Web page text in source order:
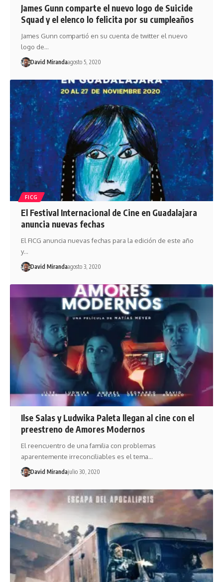
James Gunn comparte el nuevo logo de Suicide
Squad y el elenco lo felicita por su cumpleaños
James Gunn compartió en su cuenta de twitter el nuevo
logo de…
David Mirandaagosto 5, 2020
FICG
El Festival Internacional de Cine en Guadalajara
anuncia nuevas fechas
El FICG anuncia nuevas fechas para la edición de este año
y…
David Mirandaagosto 3, 2020
Ilse Salas y Ludwika Paleta llegan al cine con el
preestreno de Amores Modernos
El reencuentro de una familia con problemas
aparentemente irreconciliables es el tema…
David Mirandajulio 30, 2020